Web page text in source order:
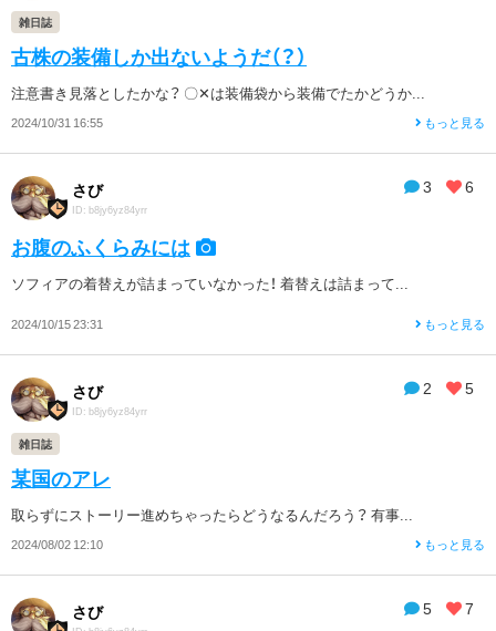
雑日誌
古株の装備しか出ないようだ（？）
注意書き見落としたかな？ 〇✕は装備袋から装備でたかどうか...
2024/10/31 16:55 もっと見る
3 6
さび
ID: b8jy6yz84yrr
お腹のふくらみには
ソフィアの着替えが詰まっていなかった！ 着替えは詰まって...
2024/10/15 23:31 もっと見る
2 5
さび
ID: b8jy6yz84yrr
雑日誌
某国のアレ
取らずにストーリー進めちゃったらどうなるんだろう？ 有事...
2024/08/02 12:10 もっと見る
5 7
さび